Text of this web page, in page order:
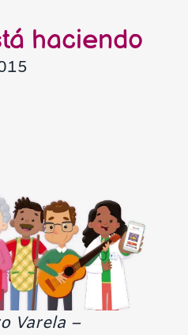
haciendo
Varela –